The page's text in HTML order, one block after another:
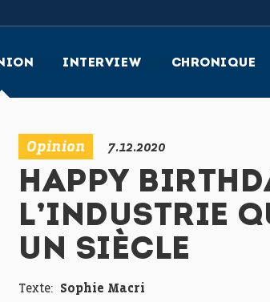
INTERVIEW CHRONIQUE
Opinion 7.12.2020
HAPPY
L’INDUSTRIE
UN SIÈCLE
Texte: Sophie Macri